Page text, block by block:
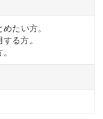
たい方。
る方。